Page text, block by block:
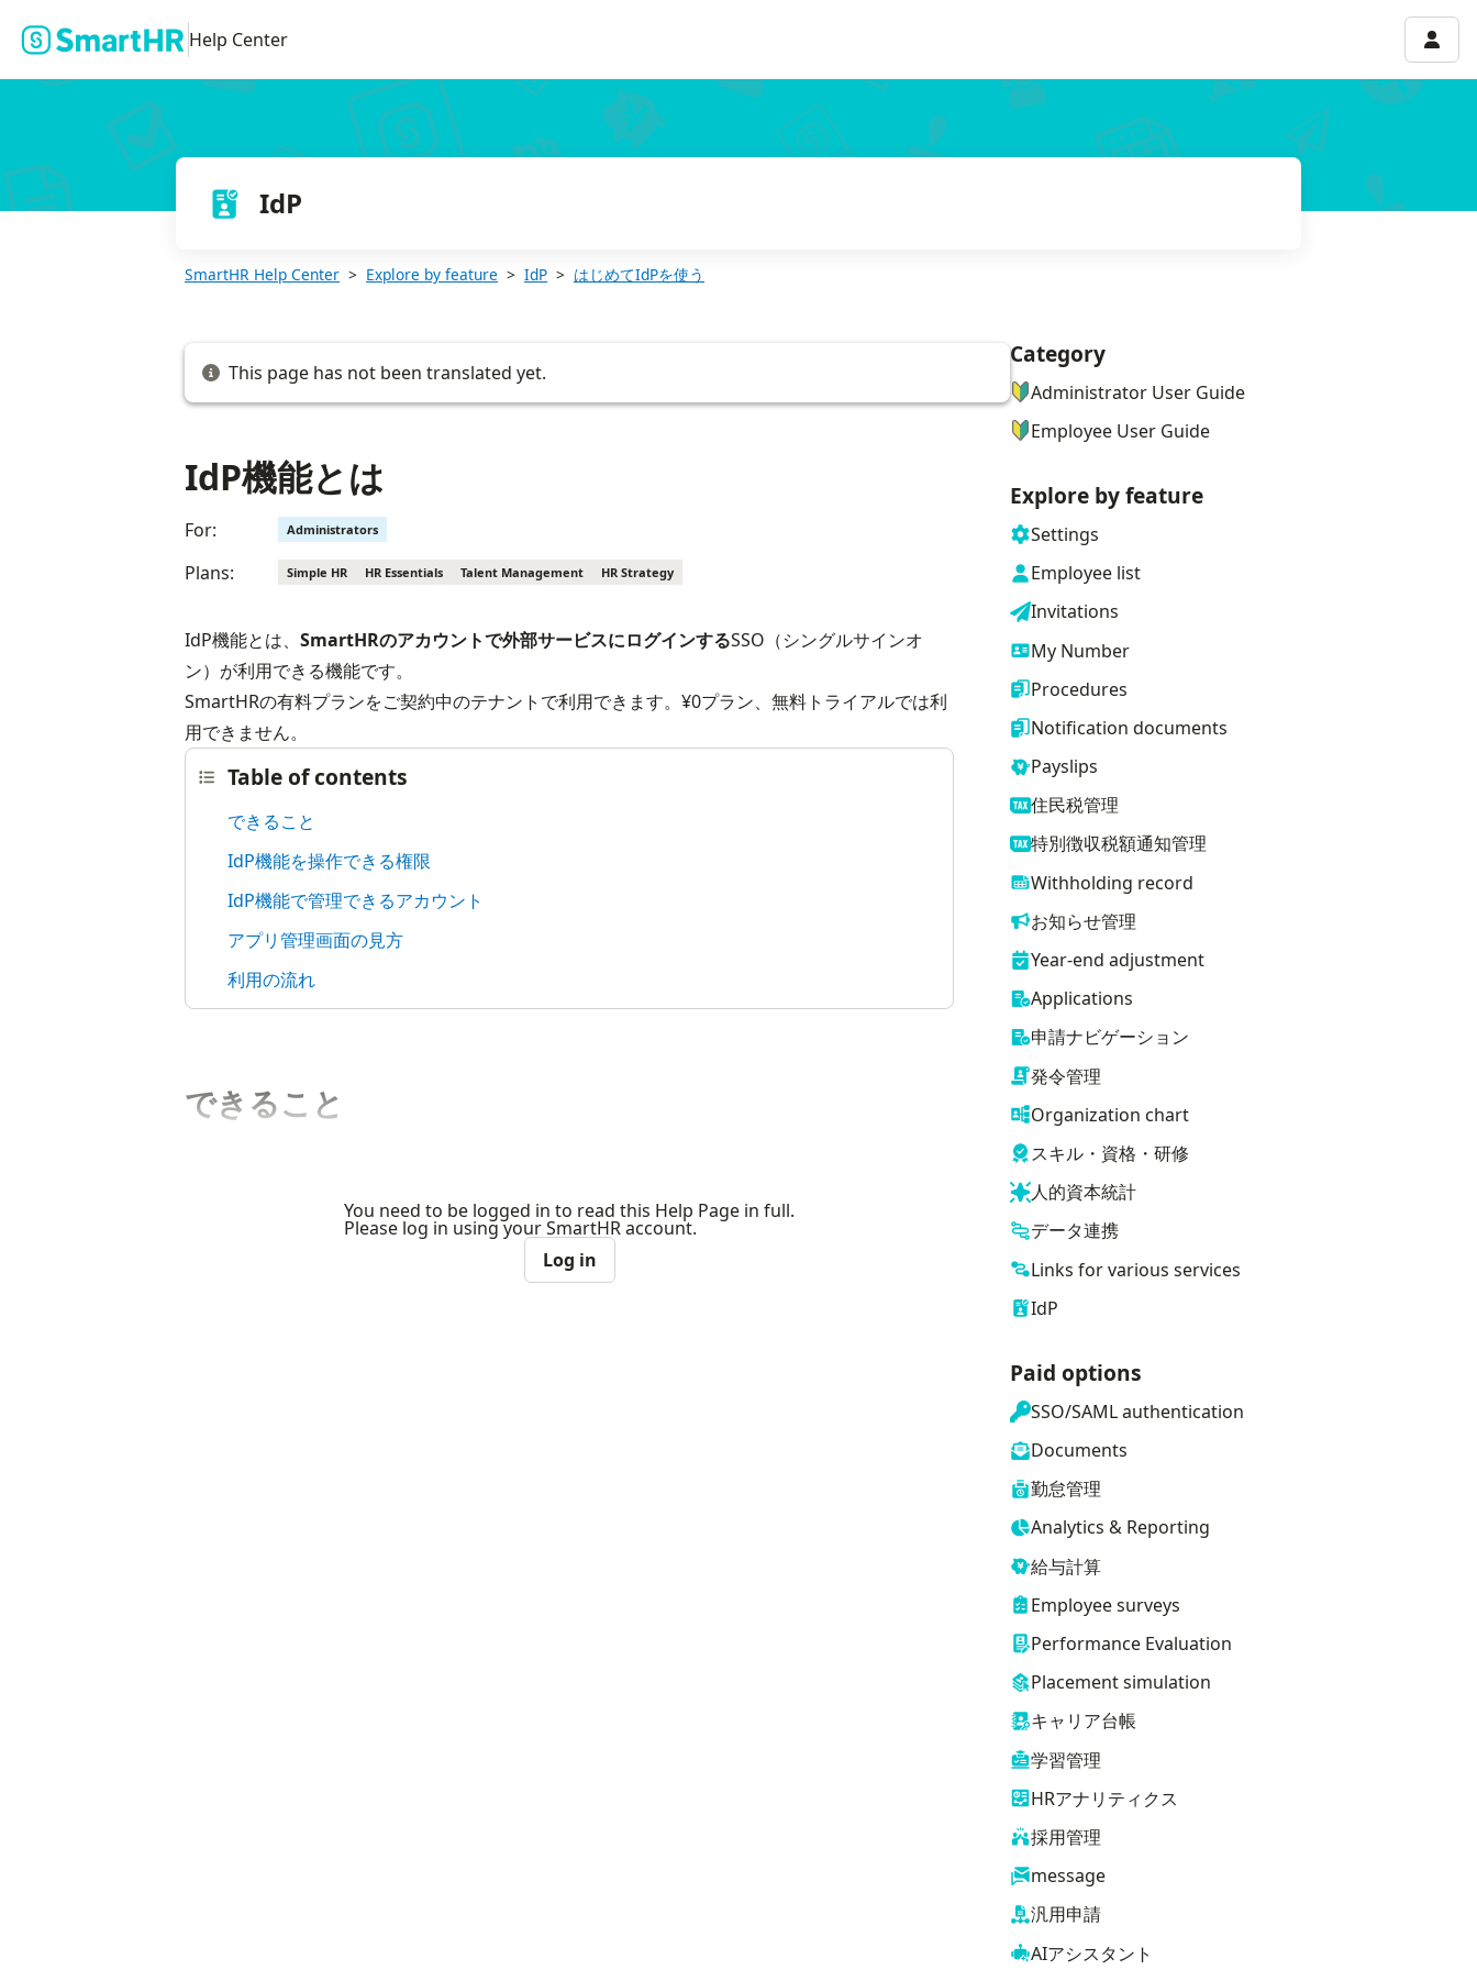
Help Center
IdP
SmartHR Help Center Explore by feature IdP はじめてIdPを使う
This page has not been translated yet.
IdP機能とは
For: Administrators
Plans: Simple HR HR Essentials Talent Management HR Strategy
IdP機能とは、 SmartHRのアカウントで外部サービスにログインするSSO（シングルサインオ
ン）が利用できる機能です。
SmartHRの有料プランをご契約中のテナントで利用できます。¥0プラン、無料トライアルでは利
用できません。
Table of contents
できること
IdP機能を操作できる権限
IdP機能で管理できるアカウント
アプリ管理画面の見方
利用の流れ
できること
You need to be logged in to read this Help Page in full.
Please log in using your SmartHR account.
Log in
ナビゲーションメニュー
Category
Administrator User Guide
Employee User Guide
Explore by feature
Settings
Employee list
Invitations
My Number
Procedures
Notification documents
Payslips
住民税管理
特別徴収税額通知管理
Withholding record
お知らせ管理
Year-end adjustment
Applications
申請ナビゲーション
発令管理
Organization chart
スキル・資格・研修
人的資本統計
データ連携
Links for various services
IdP
Paid options
SSO/SAML authentication
Documents
勤怠管理
Analytics & Reporting
給与計算
Employee surveys
Performance Evaluation
Placement simulation
キャリア台帳
学習管理
HRアナリティクス
採用管理
message
汎用申請
AIアシスタント